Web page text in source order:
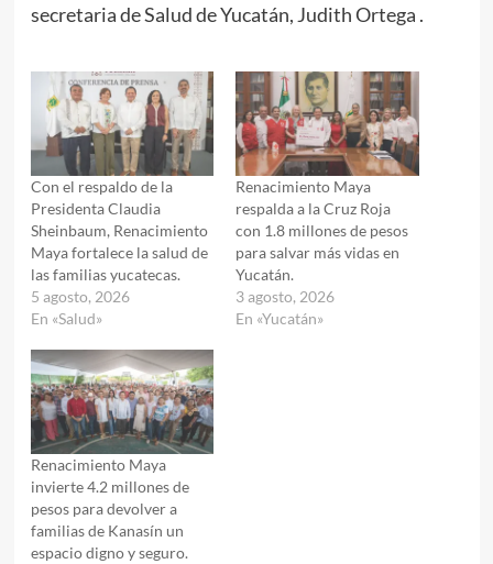
secretaria de Salud de Yucatán, Judith Ortega .
Con el respaldo de la
Presidenta Claudia
Sheinbaum, Renacimiento
Maya fortalece la salud de
las familias yucatecas.
5 agosto, 2026
En «Salud»
Renacimiento Maya
respalda a la Cruz Roja
con 1.8 millones de pesos
para salvar más vidas en
Yucatán.
3 agosto, 2026
En «Yucatán»
Renacimiento Maya
invierte 4.2 millones de
pesos para devolver a
familias de Kanasín un
espacio digno y seguro.